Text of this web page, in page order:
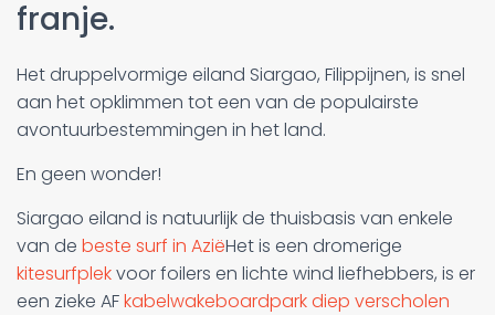
franje.
Het druppelvormige eiland Siargao, Filippijnen, is snel
aan het opklimmen tot een van de populairste
avontuurbestemmingen in het land.
En geen wonder!
Siargao eiland is natuurlijk de thuisbasis van enkele
van de beste surf in AziëHet is een dromerige
kitesurfplekvoor foilers en lichte wind liefhebbers, is er
een zieke AFkabelwakeboardpark diep verscholen